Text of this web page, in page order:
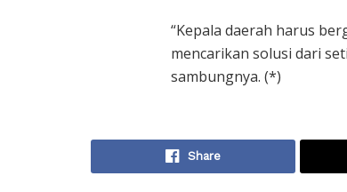
“Kepala daerah harus
mencarikan solusi dari
sambungnya. (*)
Share